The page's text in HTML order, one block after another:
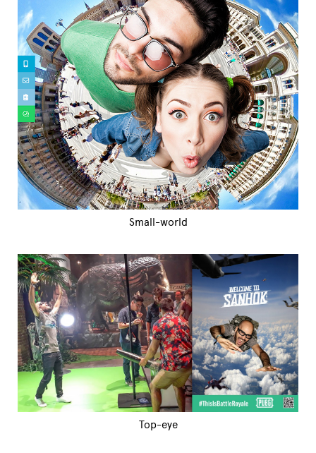
Small-world
Top-eye